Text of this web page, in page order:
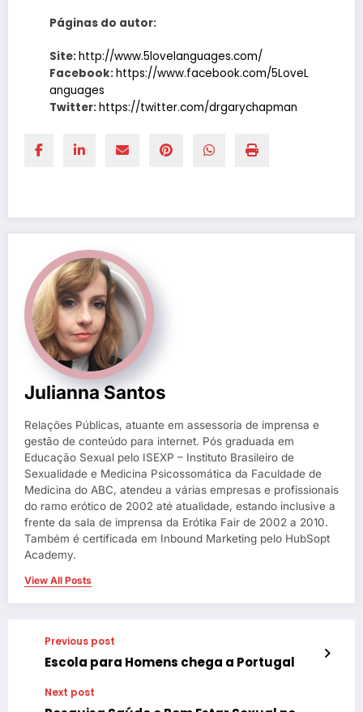
Páginas do autor:
Site:http://www.5lovelanguages.com/
Facebook:https://www.facebook.com/5LoveL
anguages
Twitter:https://twitter.com/drgarychapman
Julianna Santos
Relações Públicas, atuante em assessoria de imprensa e
gestão de conteúdo para internet. Pós graduada em
Educação Sexual pelo ISEXP – Instituto Brasileiro de
Sexualidade e Medicina Psicossomática da Faculdade de
Medicina do ABC, atendeu a várias empresas e profissionais
do ramo erótico de 2002 até atualidade, estando inclusive a
frente da sala de imprensa da Erótika Fair de 2002 a 2010.
Também é certificada em Inbound Marketing pelo HubSopt
Academy.
View All Posts
Previous post
Escola para Homens chega a Portugal
Next post